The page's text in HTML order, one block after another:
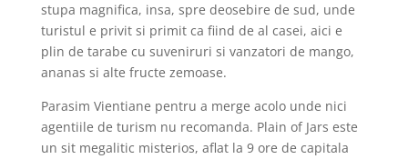
stupa magnifica, insa, spre deosebire de sud, unde
turistul e privit si primit ca fiind de al casei, aici e
plin de tarabe cu suveniruri si vanzatori de mango,
ananas si alte fructe zemoase.
Parasim Vientiane pentru a merge acolo unde nici
agentiile de turism nu recomanda. Plain of Jars este
un sit megalitic misterios, aflat la 9 ore de capitala